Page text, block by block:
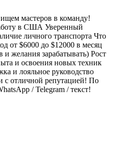
мастеров в команду!
в США Уверенный
личного транспорта Что
от $6000 до $12000 в месяц
и желания зарабатывать) Рост
и освоения новых техник
и лояльное руководство
с отличной репутацией! По
/ Telegram / текст!